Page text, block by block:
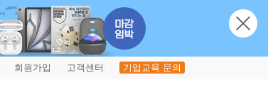
회원가입 고객센터 기업교육 문의